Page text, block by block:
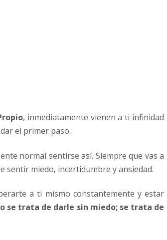
, inmediatamente vienen a ti infinidad
el primer paso.
normal sentirse así. Siempre que vas a
sentir miedo, incertidumbre y ansiedad.
a ti mismo constantemente y estar
se trata de darle sin miedo; se trata de